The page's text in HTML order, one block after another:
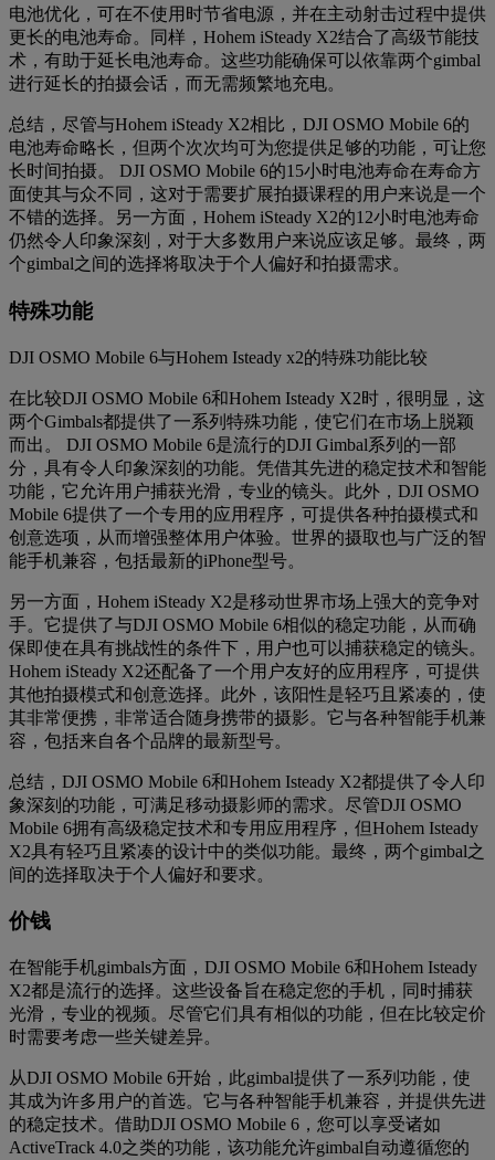
电池优化，可在不使用时节省电源，并在主动射击过程中提供
更长的电池寿命。同样，Hohem iSteady X2结合了高级节能技
术，有助于延长电池寿命。这些功能确保可以依靠两个gimbal
进行延长的拍摄会话，而无需频繁地充电。
总结，尽管与Hohem iSteady X2相比，DJI OSMO Mobile 6的
电池寿命略长，但两个次次均可为您提供足够的功能，可让您
长时间拍摄。 DJI OSMO Mobile 6的15小时电池寿命在寿命方
面使其与众不同，这对于需要扩展拍摄课程的用户来说是一个
不错的选择。另一方面，Hohem iSteady X2的12小时电池寿命
仍然令人印象深刻，对于大多数用户来说应该足够。最终，两
个gimbal之间的选择将取决于个人偏好和拍摄需求。
特殊功能
DJI OSMO Mobile 6与Hohem Isteady x2的特殊功能比较
在比较DJI OSMO Mobile 6和Hohem Isteady X2时，很明显，这
两个Gimbals都提供了一系列特殊功能，使它们在市场上脱颖
而出。 DJI OSMO Mobile 6是流行的DJI Gimbal系列的一部
分，具有令人印象深刻的功能。凭借其先进的稳定技术和智能
功能，它允许用户捕获光滑，专业的镜头。此外，DJI OSMO
Mobile 6提供了一个专用的应用程序，可提供各种拍摄模式和
创意选项，从而增强整体用户体验。世界的摄取也与广泛的智
能手机兼容，包括最新的iPhone型号。
另一方面，Hohem iSteady X2是移动世界市场上强大的竞争对
手。它提供了与DJI OSMO Mobile 6相似的稳定功能，从而确
保即使在具有挑战性的条件下，用户也可以捕获稳定的镜头。
Hohem iSteady X2还配备了一个用户友好的应用程序，可提供
其他拍摄模式和创意选择。此外，该阳性是轻巧且紧凑的，使
其非常便携，非常适合随身携带的摄影。它与各种智能手机兼
容，包括来自各个品牌的最新型号。
总结，DJI OSMO Mobile 6和Hohem Isteady X2都提供了令人印
象深刻的功能，可满足移动摄影师的需求。尽管DJI OSMO
Mobile 6拥有高级稳定技术和专用应用程序，但Hohem Isteady
X2具有轻巧且紧凑的设计中的类似功能。最终，两个gimbal之
间的选择取决于个人偏好和要求。
价钱
在智能手机gimbals方面，DJI OSMO Mobile 6和Hohem Isteady
X2都是流行的选择。这些设备旨在稳定您的手机，同时捕获
光滑，专业的视频。尽管它们具有相似的功能，但在比较定价
时需要考虑一些关键差异。
从DJI OSMO Mobile 6开始，此gimbal提供了一系列功能，使
其成为许多用户的首选。它与各种智能手机兼容，并提供先进
的稳定技术。借助DJI OSMO Mobile 6，您可以享受诸如
ActiveTrack 4.0之类的功能，该功能允许gimbal自动遵循您的